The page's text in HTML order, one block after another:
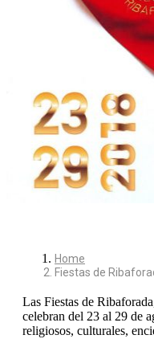
Home
Fiestas de
Las Fiestas de
celebran del 23 al 29 de
religiosos, culturales,